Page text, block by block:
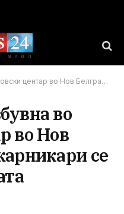
40 пожарникари се борат со стихијата
во
во Нов
се